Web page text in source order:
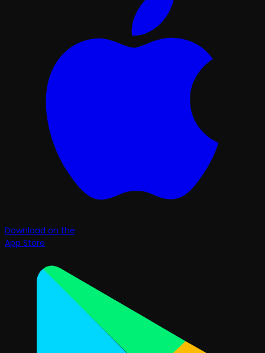
Download on the
App Store